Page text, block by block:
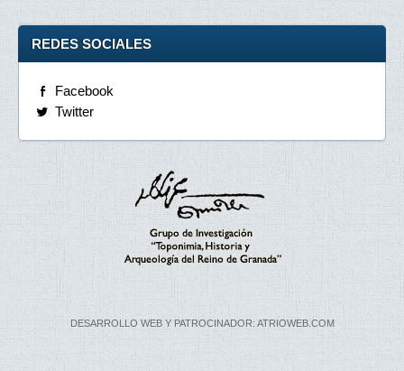
REDES SOCIALES
Facebook
Twitter
DESARROLLO WEB Y PATROCINADOR: ATRIOWEB.COM